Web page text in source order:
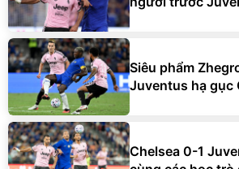
Siêu phẩm
Juventus hạ gục
Chelsea 0-1